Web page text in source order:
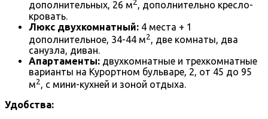
дополнительных, 26 м2, дополнительно кресло-
кровать.
Люкс двухкомнатный: 4 места + 1
дополнительное, 34-44 м2 , две комнаты, два
санузла, диван.
Апартаменты: двухкомнатные и трехкомнатные
варианты на Курортном бульваре, 2, от 45 до 95
м2 , с мини-кухней и зоной отдыха.
Удобства: